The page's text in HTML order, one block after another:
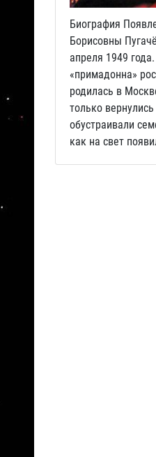
Биография
Борисовны
апреля 1949
«примадонна»
родилась в
только
обустраивали
как на свет